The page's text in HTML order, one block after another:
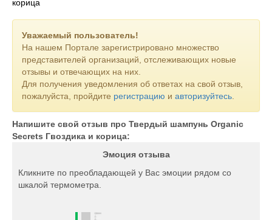
корица
Уважаемый пользователь!
На нашем Портале зарегистрировано множество
представителей организаций, отслеживающих новые
отзывы и отвечающих на них.
Для получения уведомления об ответах на свой отзыв,
пожалуйста, пройдите регистрацию и авторизуйтесь
Напишите свой отзыв про Твердый шампунь Organic
Secrets Гвоздика и корица:
Эмоция отзыва
Кликните по преобладающей у Вас эмоции рядом со
шкалой термометра.